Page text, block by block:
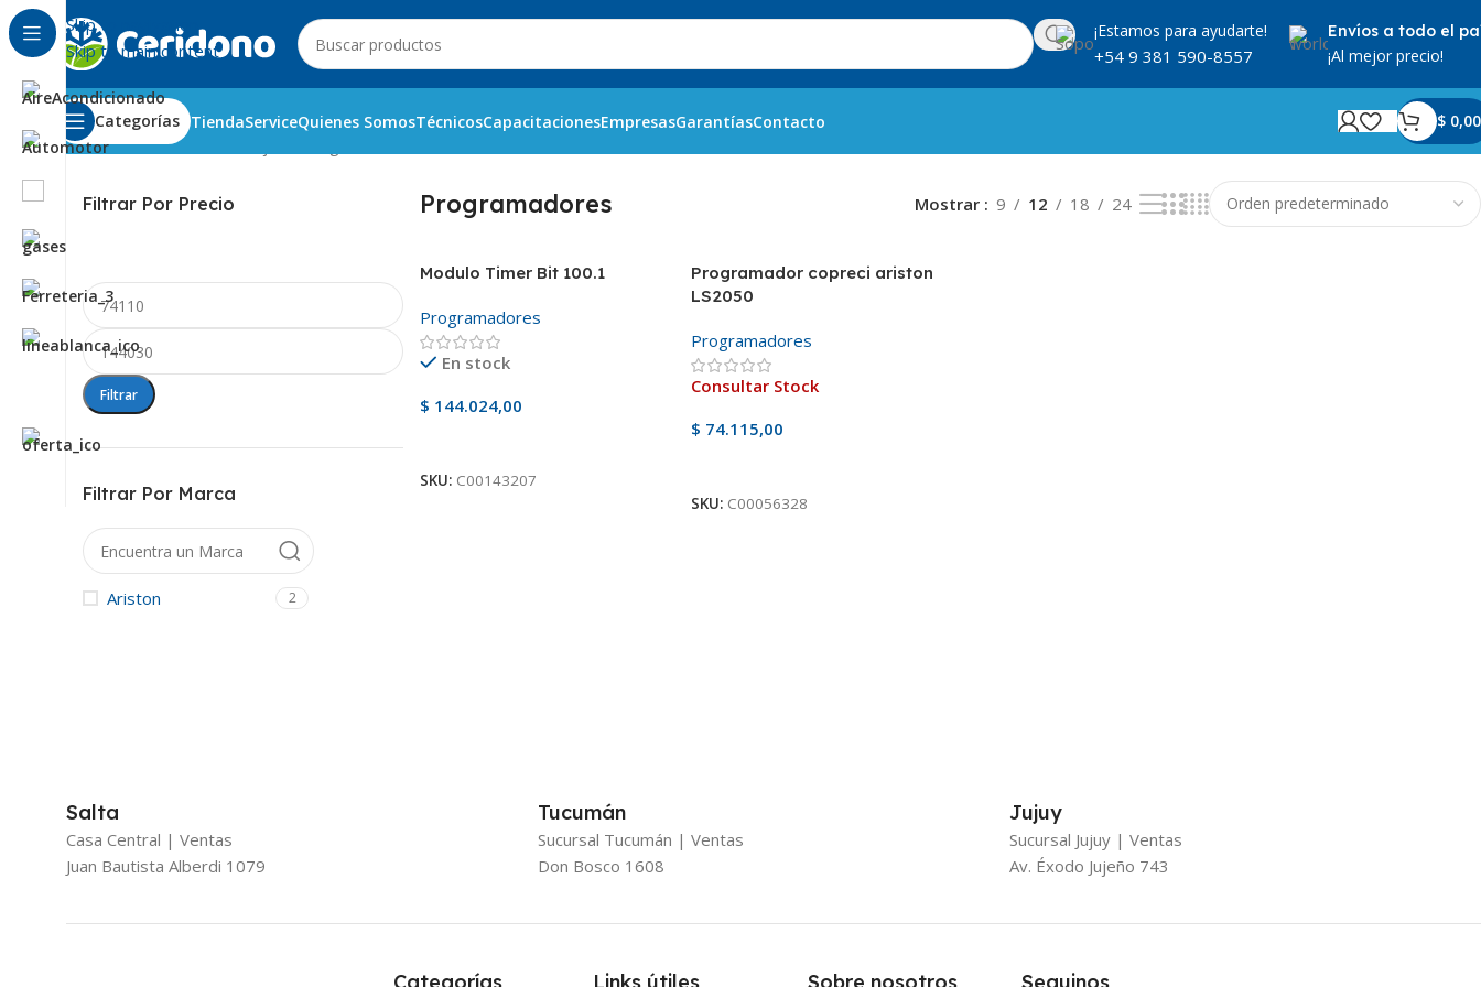
Skip to navigation
Skip to main content
¡Estamos para ayudarte!
+54 9 381 590-8557
Envíos a todo el
¡Al mejor precio!
Categorías TiendaServiceQuienes SomosTécnicosCapacitacionesEmpresasGarantíasContacto $ 0,00
Inicio Línea Blanca Mostrando los 2 resultados
Filtrar Por Precio
Filtrar
Filtrar Por Marca
Ariston 2
Programadores Mostrar 9 12 18 24
Modulo Timer Bit 100.1
Programadores
En stock
$ 144.024,00
SKU: C00143207
Programador copreci ariston
LS2050
Programadores
Consultar Stock
$ 74.115,00
SKU: C00056328
Salta
Casa Central | Ventas
Juan Bautista Alberdi 1079
Tucumán
Sucursal Tucumán | Ventas
Don Bosco 1608
Jujuy
Sucursal Jujuy | Ventas
Av. Éxodo Jujeño 743